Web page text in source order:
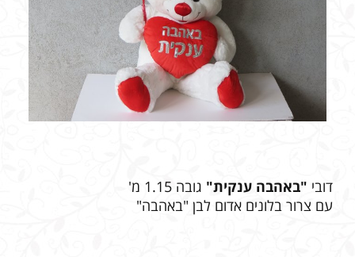
דובי "באהבה ענקית" גובה 1.15 מ'
עם צרור בלונים אדום לבן "באהבה"